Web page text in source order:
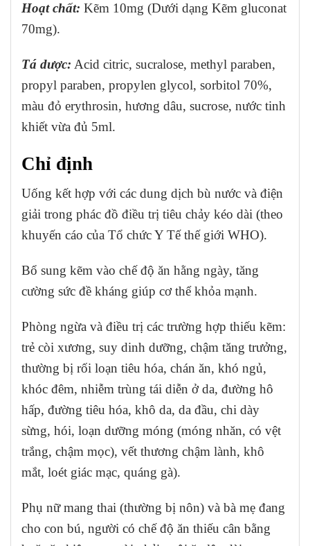
Hoạtchất: Kẽm 10mg (Dưới dạng Kẽm gluconat
70mg).
Tá dược: Acid citric, sucralose, methyl paraben,
propyl paraben, propylen glycol, sorbitol 70%,
màu đỏ erythrosin, hương dâu, sucrose, nước tinh
khiết vừa đủ 5ml.
Chỉ định
Uống kết hợp với các dung dịch bù nước và điện
giải trong phác đồ điều trị tiêu chảy kéo dài (theo
khuyến cáo của Tổ chức Y Tế thế giới WHO).
Bổ sung kẽm vào chế độ ăn hằng ngày, tăng
cường sức đề kháng giúp cơ thể khỏa mạnh.
Phòng ngừa và điều trị các trường hợp thiếu kẽm:
trẻ còi xương, suy dinh dưỡng, chậm tăng trưởng,
thường bị rối loạn tiêu hóa, chán ăn, khó ngủ,
khóc đêm, nhiễm trùng tái diễn ở da, đường hô
hấp, đường tiêu hóa, khô da, da đầu, chi dày
sừng, hói, loạn dưỡng móng (móng nhăn, có vệt
trắng, chậm mọc), vết thương chậm lành, khô
mắt, loét giác mạc, quáng gà).
Phụ nữ mang thai (thường bị nôn) và bà mẹ đang
cho con bú, người có chế độ ăn thiếu cân bằng